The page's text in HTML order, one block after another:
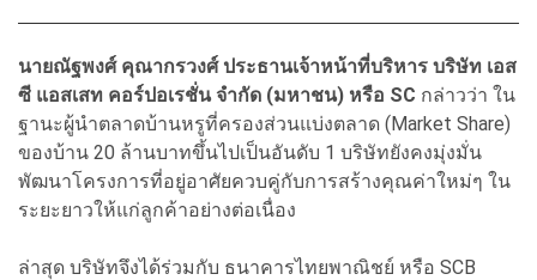
นายณัฐพงศ์ คุณากรวงศ์ ประธานเจ้าหน้าที่บริหาร บริษัท เอส
ซี แอสเสท คอร์ปอเรชั่น จำกัด (มหาชน) หรือ SC กล่าวว่า ใน
ฐานะผู้นำตลาดบ้านหรูที่ครองส่วนแบ่งตลาด (Market Share)
ของบ้าน 20 ล้านบาทขึ้นไปเป็นอันดับ 1 บริษัทยังคงมุ่งมั่น
พัฒนาโครงการที่อยู่อาศัยควบคู่กับการสร้างคุณค่าใหม่ๆ ใน
ระยะยาวให้แก่ลูกค้าอย่างต่อเนื่อง
ล่าสุด บริษัทจึงได้ร่วมกับ ธนาคารไทยพาณิชย์ หรือ SCB